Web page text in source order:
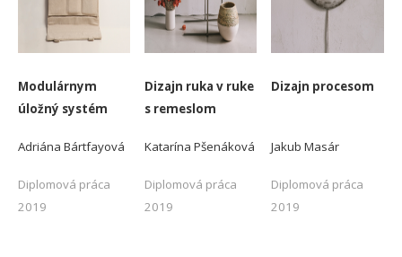
Modulárnym
úložný systém
Dizajn ruka v ruke
s remeslom
Dizajn procesom
Adriána Bártfayová Katarína Pšenáková Jakub Masár
Diplomová práca
2019
Diplomová práca
2019
Diplomová práca
2019